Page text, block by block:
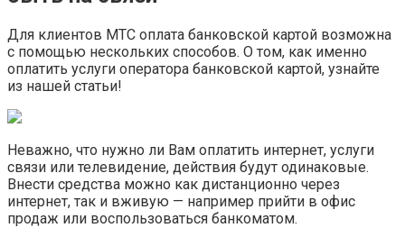
Для клиентов МТС оплата банковской картой возможна
с помощью нескольких способов. О том, как именно
оплатить услуги оператора банковской картой, узнайте
из нашей статьи!
Неважно, что нужно ли Вам оплатить интернет, услуги
связи или телевидение, действия будут одинаковые.
Внести средства можно как дистанционно через
интернет, так и вживую — например прийти в офис
продаж или воспользоваться банкоматом.